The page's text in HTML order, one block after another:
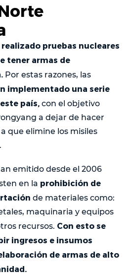
realizado pruebas nucleares
tener armas de
Por estas razones, las
implementado una serie
país, con el objetivo
a dejar de hacer
que elimine los misiles
emitido desde el 2006
en la prohibición de
de materiales como:
maquinaria y equipos
recursos. Con esto se
ingresos e insumos
de armas de alto